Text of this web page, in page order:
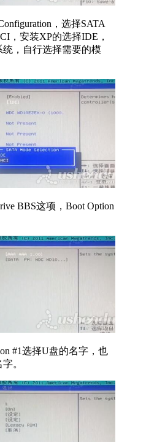
，选择SATA
，安装XP的选择IDE，
，自行选择需要的模
BBS这项，Boot Option
#1选择U盘的名字，也
。